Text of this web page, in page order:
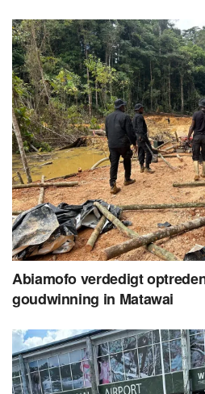
Abiamofo verdedigt
goudwinning in Matawai